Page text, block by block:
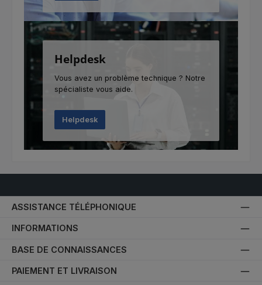
Helpdesk
Vous avez un problème technique ? Notre
spécialiste vous aide.
Helpdesk
ASSISTANCE TÉLÉPHONIQUE
INFORMATIONS
BASE DE CONNAISSANCES
PAIEMENT ET LIVRAISON